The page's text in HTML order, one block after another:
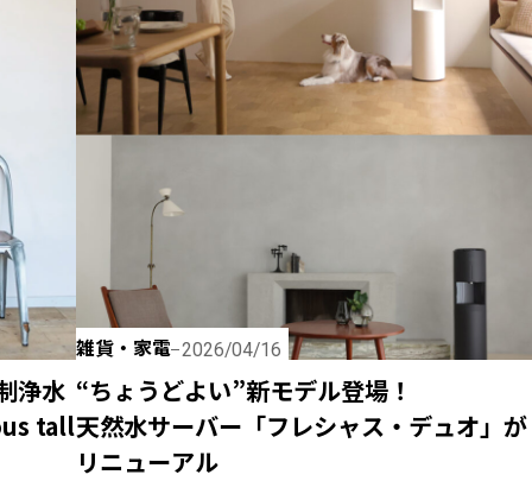
浄水
tall
雑貨・家電 2026/04/16
“ちょうどよい”新モデル登場！
天然水サーバー「フレシャス・デュオ」が
リニューアル